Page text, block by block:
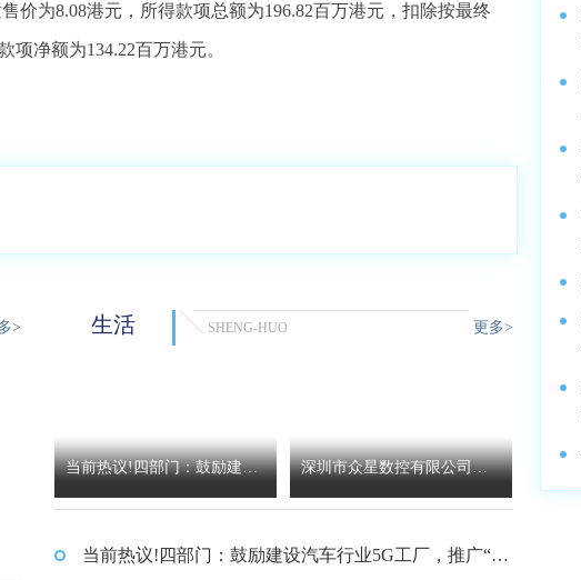
价为8.08港元，所得款项总额为196.82百万港元，扣除按最终
净额为134.22百万港元。
> 生活 SHENG-HUO 更多>
当前热议!四部门：鼓励建设 深圳市众星数控有限公司成
当前热议!四部门：鼓励建设汽车行业5G工厂，推广“5